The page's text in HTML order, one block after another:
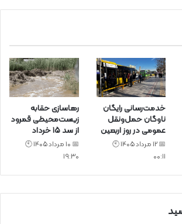
خدمت‌رسانی رایگان
ناوگان حمل‌ونقل
عمومی در روز اربعین
📅 12 مرداد 1405 🕙
00:11
رهاسازی حقابه
زیست‌محیطی قمرود
از سد ۱۵ خرداد
📅 10 مرداد 1405 🕙
19:30